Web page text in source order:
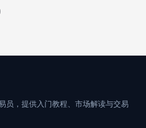
员，提供入门教程、市场解读与交易